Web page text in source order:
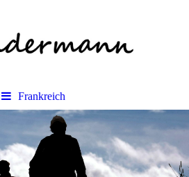
Frankreich